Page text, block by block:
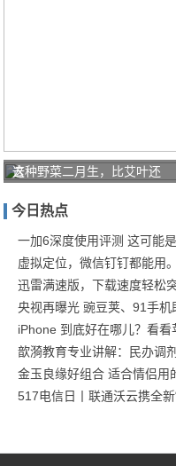
去
本
必
买
的
五
款
零
食
这种野菜二月生，比艾叶还
今日热点
一加6深度使用评测 这可能
虚拟定位，微信钉钉都能用
迅雷满速版，下载速度轻松
央视再曝光 豌豆荚、91手机
iPhone 到底好在哪儿？看看
歆漪教育专业讲解：民办调
金玉良缘好组合 适合情侣用
517电信日丨联通沃云携全新